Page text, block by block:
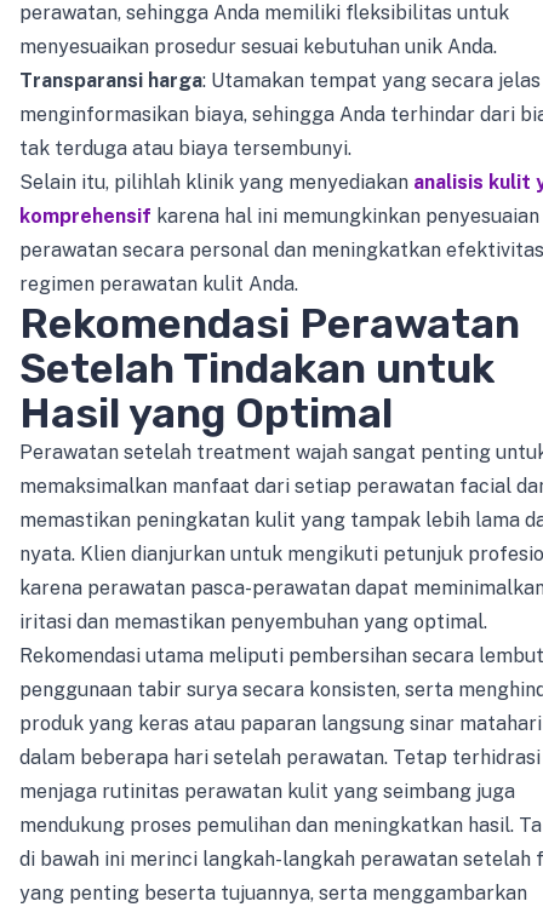
perawatan, sehingga Anda memiliki fleksibilitas untuk
menyesuaikan prosedur sesuai kebutuhan unik Anda.
Transparansi harga: Utamakan tempat yang secara jelas
menginformasikan biaya, sehingga Anda terhindar dari
tak terduga atau biaya tersembunyi.
Selain itu, pilihlah klinik yang menyediakan analisis kulit
komprehensif karena hal ini memungkinkan penyesuaian
perawatan secara personal dan meningkatkan efektivitas
regimen perawatan kulit Anda.
Rekomendasi Perawatan
Setelah Tindakan untuk
Hasil yang Optimal
Perawatan setelah treatment wajah sangat penting
memaksimalkan manfaat dari setiap perawatan facial
memastikan peningkatan kulit yang tampak lebih lama
nyata. Klien dianjurkan untuk mengikuti petunjuk
karena perawatan pasca-perawatan dapat
iritasi dan memastikan penyembuhan yang optimal.
Rekomendasi utama meliputi pembersihan secara
penggunaan tabir surya secara konsisten, serta
produk yang keras atau paparan langsung sinar matahari
dalam beberapa hari setelah perawatan. Tetap terhidrasi
menjaga rutinitas perawatan kulit yang seimbang juga
mendukung proses pemulihan dan meningkatkan hasil.
di bawah ini merinci langkah-langkah perawatan setelah
yang penting beserta tujuannya, serta menggambarkan